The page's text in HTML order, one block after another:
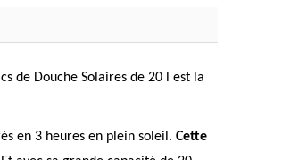
de Douche Solaires de 20 l est la
en 3 heures en plein soleil. Cette